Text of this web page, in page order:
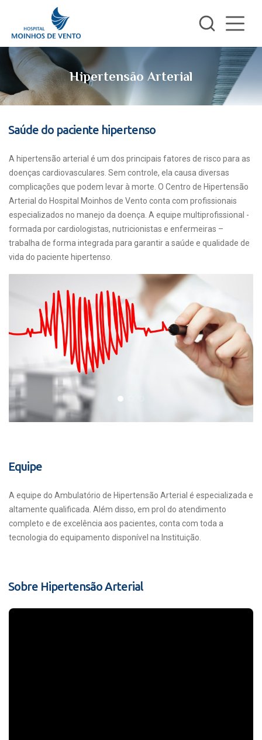
Hipertensão Arterial
Saúde do paciente hipertenso
A hipertensão arterial é um dos principais fatores de risco para as
doenças cardiovasculares. Sem controle, ela causa diversas
complicações que podem levar à morte. O Centro de Hipertensão
Arterial do Hospital Moinhos de Vento conta com profissionais
especializados no manejo da doença. A equipe multiprofissional -
formada por cardiologistas, nutricionistas e enfermeiras –
trabalha de forma integrada para garantir a saúde e qualidade de
vida do paciente hipertenso.
Equipe
A equipe do Ambulatório de Hipertensão Arterial é especializada e
altamente qualificada. Além disso, em prol do atendimento
completo e de excelência aos pacientes, conta com toda a
tecnologia do equipamento disponível na Instituição.
Sobre Hipertensão Arterial